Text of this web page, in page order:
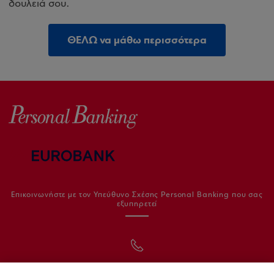
δουλειά σου.
ΘΕΛΩ να μάθω περισσότερα
Επικοινωνήστε με τον Υπεύθυνο Σχέσης Personal Banking που σας
εξυπηρετεί